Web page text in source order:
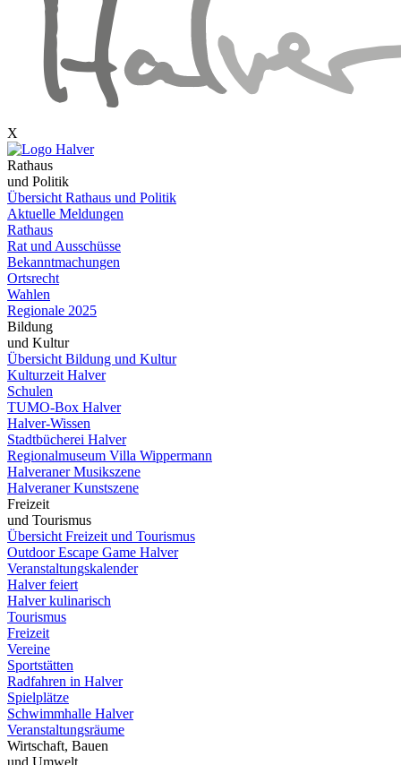
X
Rathaus
und Politik
Übersicht Rathaus und Politik
Aktuelle Meldungen
Rathaus
Rat und Ausschüsse
Bekanntmachungen
Ortsrecht
Wahlen
Regionale 2025
Bildung
und Kultur
Übersicht Bildung und Kultur
Kulturzeit Halver
Schulen
TUMO-Box Halver
Halver-Wissen
Stadtbücherei Halver
Regionalmuseum Villa Wippermann
Halveraner Musikszene
Halveraner Kunstszene
Freizeit
und Tourismus
Übersicht Freizeit und Tourismus
Outdoor Escape Game Halver
Veranstaltungskalender
Halver feiert
Halver kulinarisch
Tourismus
Freizeit
Vereine
Sportstätten
Radfahren in Halver
Spielplätze
Schwimmhalle Halver
Veranstaltungsräume
Wirtschaft, Bauen